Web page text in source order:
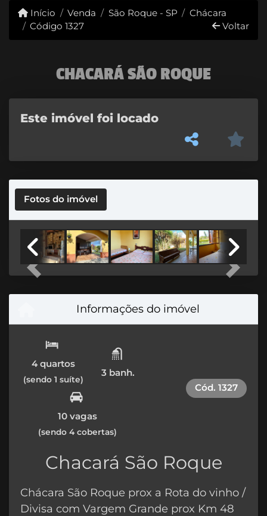
Início Venda São Roque - SP
Chácara
Código 1327
Voltar
CHACARÁ SÃO ROQUE
Este imóvel foi locado
Fotos do imóvel
Previous Next
Informações do imóvel
4 quartos
(sendo 1 suíte)
3 banh.
10 vagas
(sendo 4 cobertas)
Cód. 1327
Chacará São Roque
Chácara São Roque prox a Rota do vinho /
Divisa com Vargem Grande prox Km 48